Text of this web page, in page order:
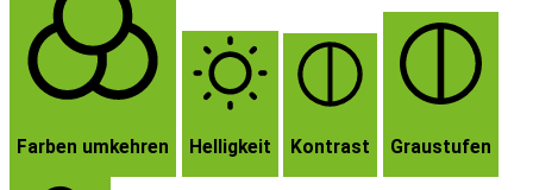
Farben umkehren Helligkeit Kontrast Graustufen